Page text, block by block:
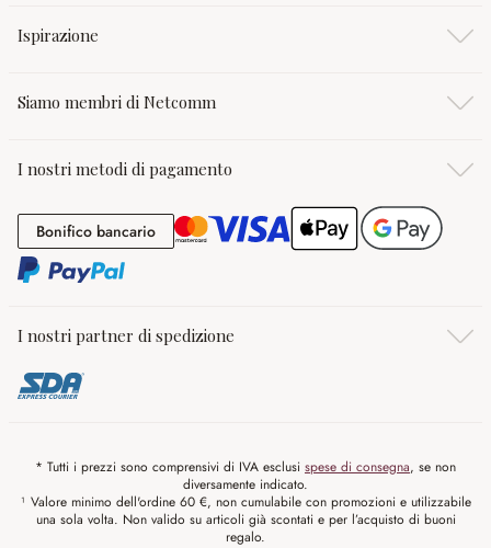
Ispirazione
Siamo membri di Netcomm
I nostri metodi di pagamento
Bonifico bancarioBonifico bancario
I nostri partner di spedizione
* Tutti i prezzi sono comprensivi di IVA esclusi spese di consegna, se non
diversamente indicato.
¹ Valore minimo dell'ordine 60 €, non cumulabile con promozioni e utilizzabile
una sola volta. Non valido su articoli già scontati e per l’acquisto di buoni
regalo.